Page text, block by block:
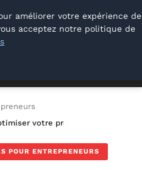
votre productivité au
POUR ENTREPRENEURS
améliorer votre expérience de
acceptez notre politique de